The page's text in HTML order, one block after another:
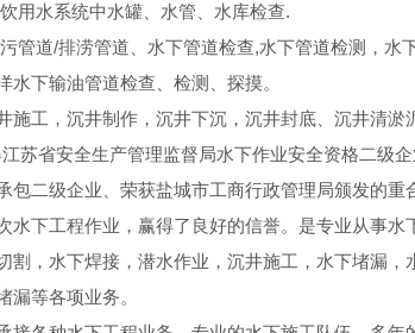
用水系统中水罐、水管、水库检查.
管道/排涝管道、水下管道检查,水下管道检测，水
水下输油管道检查、检测、探摸。
施工，沉井制作，沉井下沉，沉井封底、沉井清淤
苏省安全生产管理监督局水下作业安全资格二级
包二级企业、荣获盐城市工商行政管理局颁发的
水下工程作业，赢得了良好的信誉。是专业从事
割，水下焊接，潜水作业，沉井施工，水下堵漏
漏等各项业务。